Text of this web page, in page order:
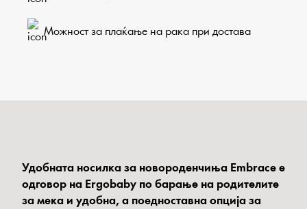
Можност за плаќање на рака при достава
Удобната носилка за новороденчиња Embrace е
одговор на Ergobaby по барање на родителите
за мека и удобна, а поедноставна опција за